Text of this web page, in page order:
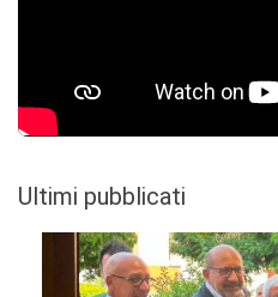
Ultimi pubblicati